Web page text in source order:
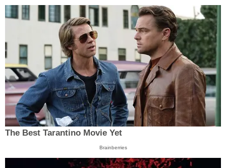
The Best Tarantino Movie Yet
Brainberries